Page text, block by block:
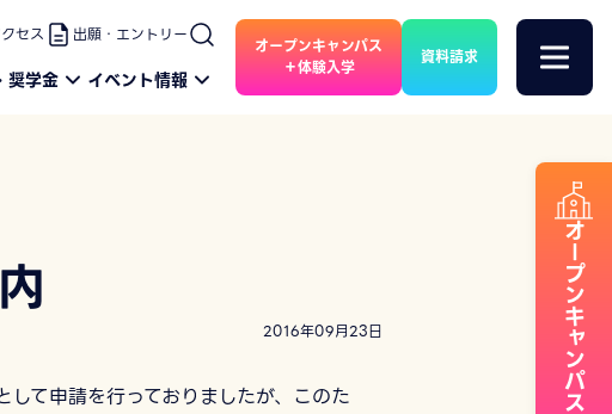
セス 出願・エントリー
奨学金 イベント情報
オープンキャンパス
＋体験入学
資料請求
2016年09月23日
て申請を行っておりましたが、このた
オープンキャンパス